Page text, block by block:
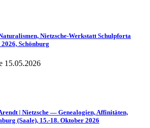
Nietzsche-Werkstatt Schulpforta
Schönburg
15.05.2026
| Nietzsche — Genealogien, Affinitäten,
(Saale), 15.-18. Oktober 2026